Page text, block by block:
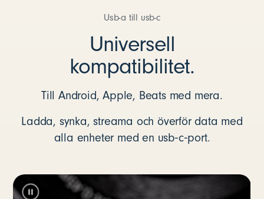
Usb-a till usb-c
Universell
kompatibilitet.
Till Android, Apple, Beats med mera.
Ladda, synka, streama och överför data med
alla enheter med en usb‑c‑port.